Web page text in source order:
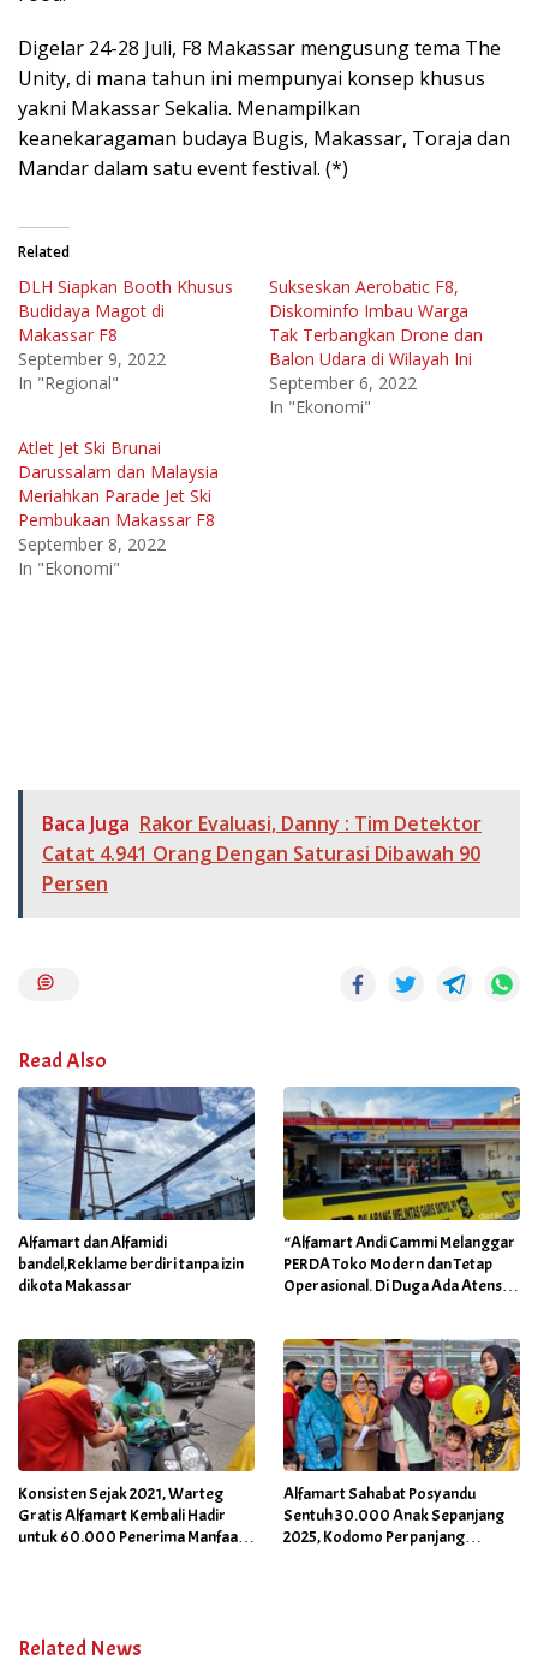
Digelar 24-28 Juli, F8 Makassar mengusung tema The
Unity, di mana tahun ini mempunyai konsep khusus
yakni Makassar Sekalia. Menampilkan
keanekaragaman budaya Bugis, Makassar, Toraja dan
Mandar dalam satu event festival. (*)
Related
DLH Siapkan Booth Khusus
Budidaya Magot di
Makassar F8
September 9, 2022
In "Regional"
Sukseskan Aerobatic F8,
Diskominfo Imbau Warga
Tak Terbangkan Drone dan
Balon Udara di Wilayah Ini
September 6, 2022
In "Ekonomi"
Atlet Jet Ski Brunai
Darussalam dan Malaysia
Meriahkan Parade Jet Ski
Pembukaan Makassar F8
September 8, 2022
In "Ekonomi"
Baca Juga Rakor Evaluasi, Danny : Tim Detektor
Catat 4.941 Orang Dengan Saturasi Dibawah 90
Persen
Read Also
Alfamart dan Alfamidi
bandel,Reklame berdiri tanpa izin
dikota Makassar
“Alfamart Andi Cammi Melanggar
PERDA Toko Modern dan Tetap
Operasional. Di Duga Ada Atensi
Konsisten Sejak 2021, Warteg
Gratis Alfamart Kembali Hadir
untuk 60.000 Penerima Manfaat
Alfamart Sahabat Posyandu
Sentuh 30.000 Anak Sepanjang
2025, Kodomo Perpanjang
Related News